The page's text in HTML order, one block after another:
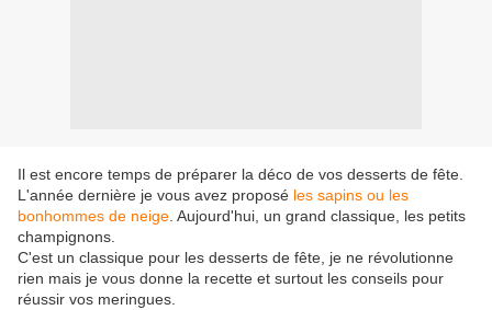
Il est encore temps de préparer la déco de vos desserts de fête.
L'année dernière je vous avez proposé les sapins ou les
bonhommes de neige . Aujourd'hui, un grand classique, les petits
champignons.
C'est un classique pour les desserts de fête, je ne révolutionne
rien mais je vous donne la recette et surtout les conseils pour
réussir vos meringues.